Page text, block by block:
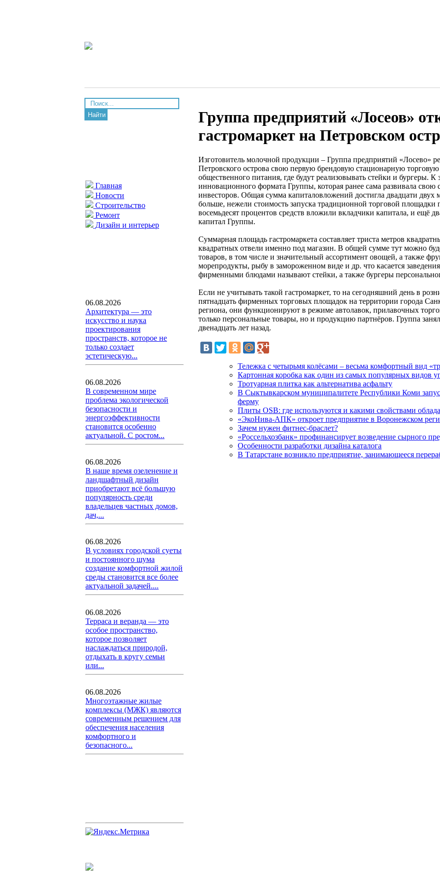
Найти
Главная
Новости
Строительство
Ремонт
Дизайн и интерьер
06.08.2026
Архитектура — это
искусство и наука
проектирования
пространств, которое не
только создает
эстетическую...
06.08.2026
В современном мире
проблема экологической
безопасности и
энергоэффективности
становится особенно
актуальной. С ростом...
06.08.2026
В наше время озеленение и
ландшафтный дизайн
приобретают всё большую
популярность среди
владельцев частных домов,
дач,...
06.08.2026
В условиях городской суеты
и постоянного шума
создание комфортной жилой
среды становится все более
актуальной задачей....
06.08.2026
Терраса и веранда — это
особое пространство,
которое позволяет
наслаждаться природой,
отдыхать в кругу семьи
или...
06.08.2026
Многоэтажные жилые
комплексы (МЖК) являются
современным решением для
обеспечения населения
комфортного и
безопасного...
Группа предприятий «Лосеов»
гастромаркет на Петровском
Изготовитель молочной продукции – Группа предприятий «Лосево»
Петровского острова свою первую брендовую стационарную
общественного питания, где будут реализовывать стейки и бургеры.
инновационного формата Группы, которая ранее сама развивала свою
инвесторов. Общая сумма капиталовложений достигла двадцати двух
больше, нежели стоимость запуска традиционной торговой
восемьдесят процентов средств вложили вкладчики капитала, и ещё
капитал Группы.
Суммарная площадь гастромаркета составляет триста метров
квадратных отвели именно под магазин. В общей сумме тут можно
товаров, в том числе и значительный ассортимент овощей, а также
морепродукты, рыбу в замороженном виде и др. что касается
фирменными блюдами называют стейки, а также бургеры
Если не учитывать такой гастромаркет, то на сегодняшний день в
пятнадцать фирменных торговых площадок на территории города
региона, они функционируют в режиме автолавок, прилавочных
только персональные товары, но и продукцию партнёров. Группа
двенадцать лет назад.
Тележка с четырьмя колёсами – весьма комфортный вид
Картонная коробка как один из самых популярных видов
Тротуарная плитка как альтернатива асфальту
В Сыктывкарском муниципалитете Республики Коми
ферму
Плиты OSB: где используются и какими свойствами
«ЭкоНива-АПК» откроет предприятие в Воронежском
Зачем нужен фитнес-браслет?
«Россельхозбанк» профинансирует возведение сырного
Особенности разработки дизайна каталога
В Татарстане возникло предприятие, занимающееся